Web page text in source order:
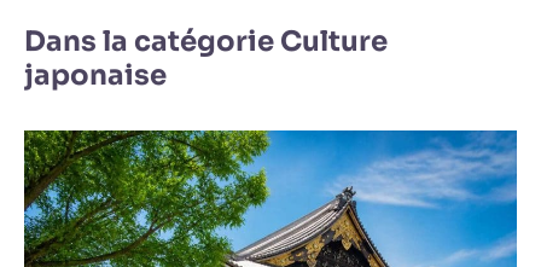
Dans la catégorie Culture
japonaise